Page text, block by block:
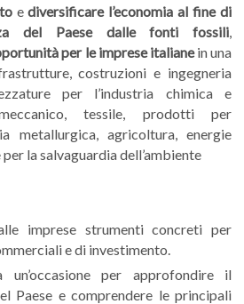
ediversificare l’economia al fine di
del Paese dalle fonti fossili
per le imprese italianein una
costruzioni e ingegneria
per l’industria chimica e
tessile, prodotti per
metallurgica, agricoltura, energie
la salvaguardia dell’ambiente
imprese strumenti concreti per
e di investimento.
un’occasione per approfondire il
Paese e comprendere le principali